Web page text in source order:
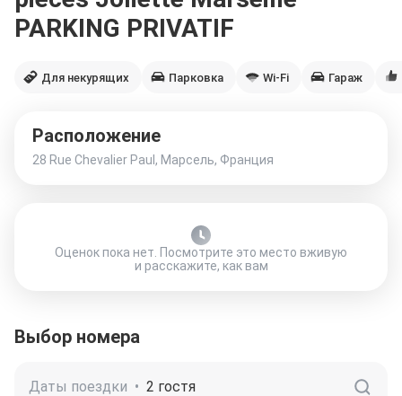
PARKING PRIVATIF
Для некурящих Парковка Wi-Fi Гараж
Расположение
28 Rue Chevalier Paul, Марсель, Франция
Оценок пока нет. Посмотрите это место вживую
и расскажите, как вам
Выбор номера
Даты поездки • 2 гостя